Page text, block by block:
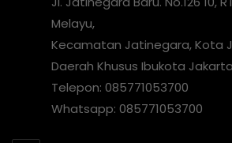
Melayu,
Kecamatan Jatinegara, Kota
Daerah Khusus Ibukota
Telepon: 085771053700
Whatsapp: 085771053700